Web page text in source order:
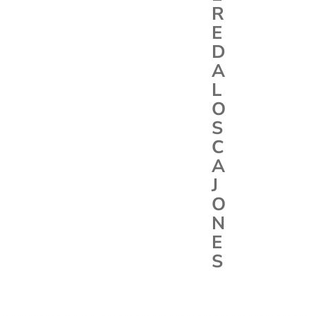
R
E
D
A
L
O
S
C
A
J
O
N
E
S